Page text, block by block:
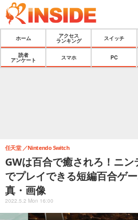
ホーム
アクセス
ランキング
スイッチ
読者
アンケート
スマホ PC
GWは百合で癒されろ！ニ
でプレイできる短編百合ゲ
真・画像
任天堂 Nintendo Switch
2022.5.2 Mon 16:00